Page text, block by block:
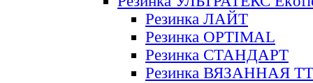
Резинка ЛАЙТ
Резинка OPTIMAL
Резинка СТАНДАРТ
Резинка ВЯЗАННАЯ ТТ